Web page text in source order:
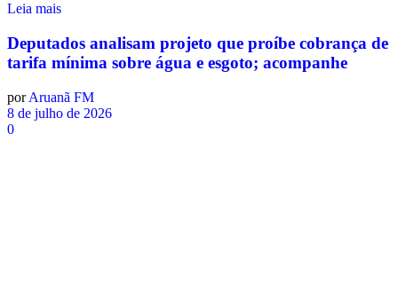
Leia mais
Deputados analisam projeto que proíbe cobrança de
tarifa mínima sobre água e esgoto; acompanhe
por Aruanã FM
8 de julho de 2026
0